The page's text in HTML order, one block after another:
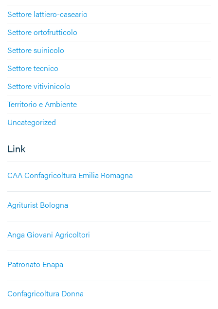
Settore lattiero-caseario
Settore ortofrutticolo
Settore suinicolo
Settore tecnico
Settore vitivinicolo
Territorio e Ambiente
Uncategorized
Link
CAA Confagricoltura Emilia Romagna
Agriturist Bologna
Anga Giovani Agricoltori
Patronato Enapa
Confagricoltura Donna